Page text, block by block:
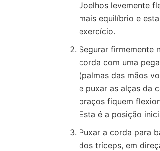
Joelhos levemente
mais equilíbrio e
exercício.
Segurar firmemente
corda com uma
(palmas das mãos
e puxar as alças da
braços fiquem
Esta é a posição
Puxar a corda para
dos tríceps, em